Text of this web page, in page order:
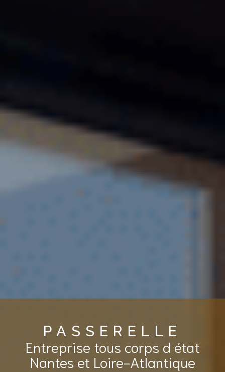
PASSERELLE
Entreprise tous corps d état
Nantes et Loire-Atlantique